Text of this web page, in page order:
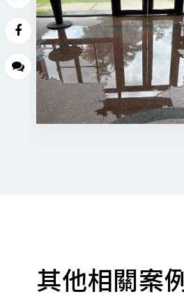
其他相關案例